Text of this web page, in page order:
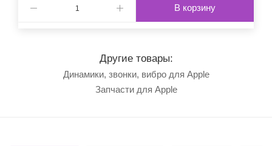
В корзину
Другие товары:
Динамики, звонки, вибро для Apple
Запчасти для Apple